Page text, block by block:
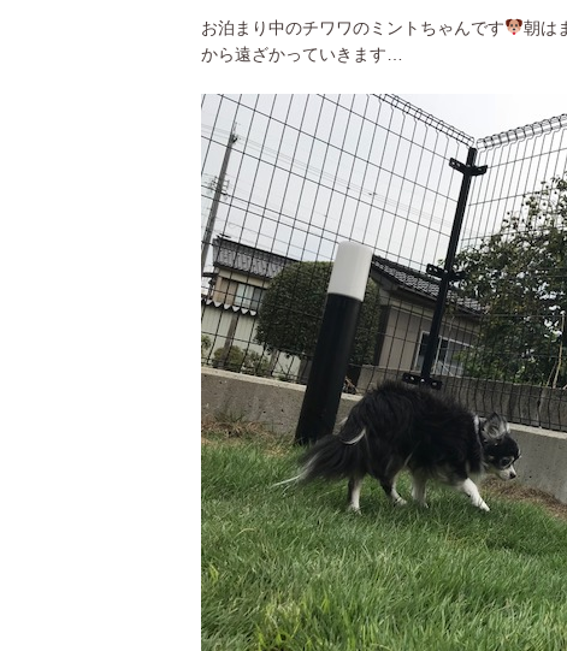
お泊まり中のチワワのミントちゃんです
朝は
から遠ざかっていきます…